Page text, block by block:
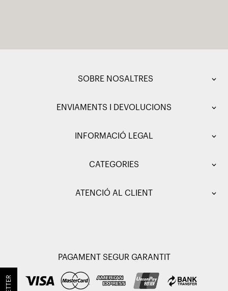
SOBRE NOSALTRES
ENVIAMENTS I DEVOLUCIONS
INFORMACIÓ LEGAL
CATEGORIES
ATENCIÓ AL CLIENT
PAGAMENT SEGUR GARANTIT